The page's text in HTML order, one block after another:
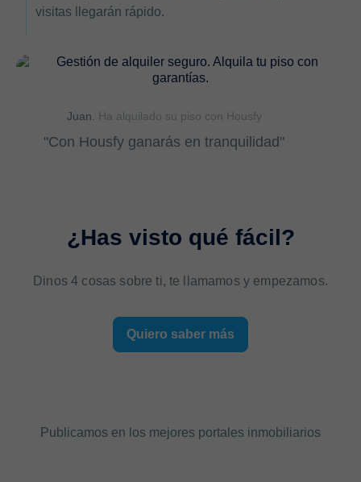
Juan. Ha alquilado su piso con Housfy
"Con Housfy ganarás en tranquilidad"
visitas llegarán rápido.
¿Has visto qué fácil?
Dinos 4 cosas sobre ti, te llamamos y empezamos.
Quiero saber más
Publicamos en los mejores portales inmobiliarios